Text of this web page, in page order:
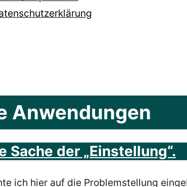
Anwendungen
der „Einstellung“.
ich hier auf die Problemstellung